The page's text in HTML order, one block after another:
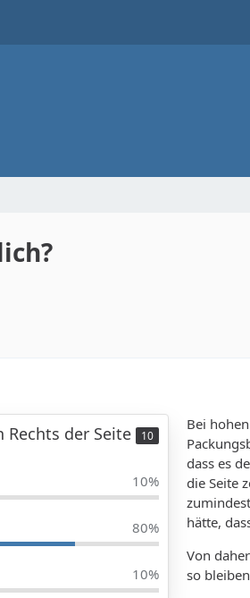
Rechts der Seite 10
10%
80%
10%
Bei
dass es
die Seite
hätte,
Von
so